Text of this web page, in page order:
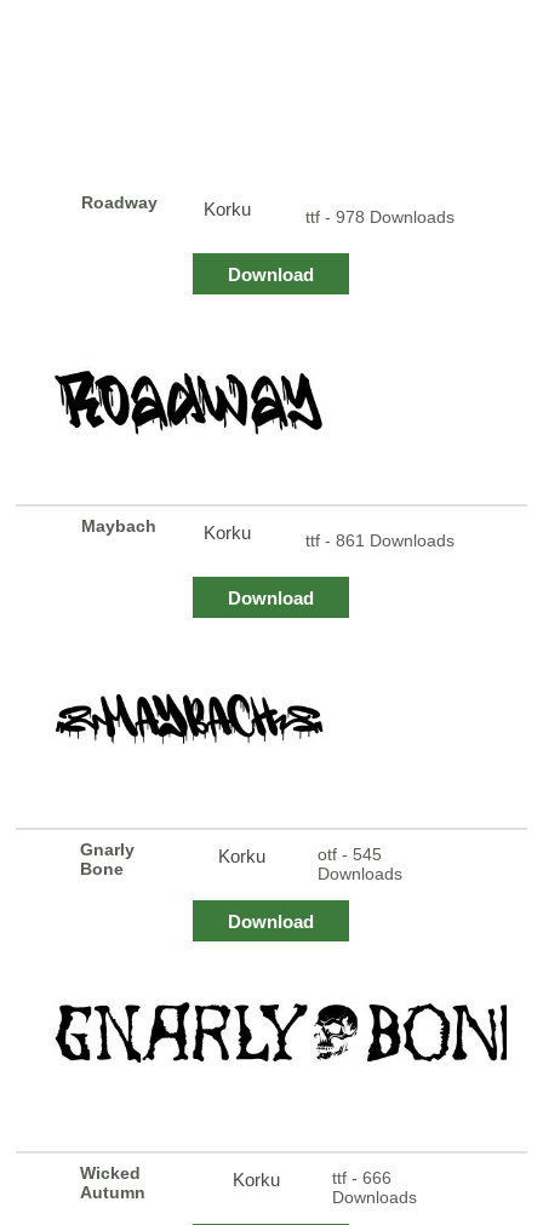
Roadway Korku ttf - 978 Downloads
Download
Maybach Korku ttf - 861 Downloads
Download
Gnarly
Bone
Korku
otf - 545
Downloads
Download
Wicked
Autumn
Korku
ttf - 666
Downloads